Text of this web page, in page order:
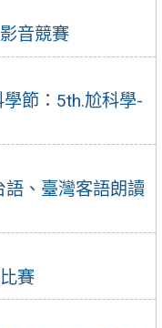
音競賽
學節：5th.尬科學-
語、臺灣客語朗讀
賽